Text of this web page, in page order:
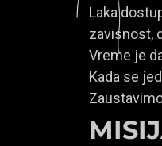
Laka
zavisnost,
Vreme je
Kada se